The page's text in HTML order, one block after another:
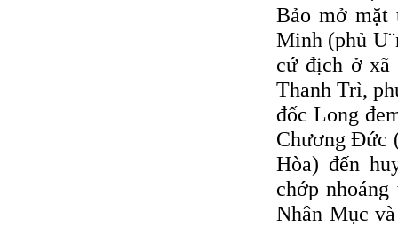
Bảo mở mặt
Minh (phủ
cứ địch ở xã
Thanh Trì,
đốc Long
Chương Ðức
Hòa) đến
chớp
Nhân Mục